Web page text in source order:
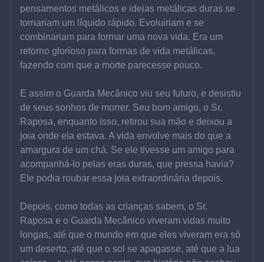
pensamentos metálicos e ideias metálicas duras se
tornariam um líquido rápido. Evoluiriam e se
combinariam para formar uma nova vida. Era um
retorno glorioso para formas de vida metálicas,
fazendo com que a morte parecesse pouco.
E assim o Guarda Mecânico viu seu futuro, e desistiu
de seus sonhos de morrer. Seu bom amigo, o Sr.
Raposa, enquanto isso, retirou sua mão e deixou a
joia onde ela estava. A vida envolve mais do que a
amargura de um chá. Se ele tivesse um amigo para
acompanhá-lo pelas eras duras, que pressa havia?
Ele podia roubar essa joia extraordinária depois.
Depois, como todas as crianças sabem, o Sr.
Raposa e o Guarda Mecânico viveram vidas muito
longas, até que o mundo em que eles viveram era só
um deserto, até que o sol se apagasse, até que a lua